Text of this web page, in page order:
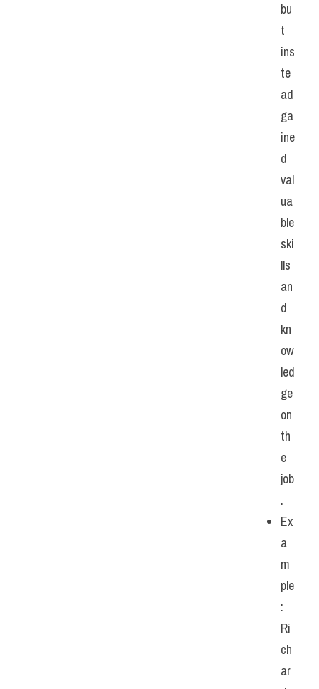
bu
t
ins
te
ad
ga
ine
d
val
ua
ble
ski
lls
an
d
kn
ow
led
ge
on
th
e
job
.
Ex
a
m
ple
:
Ri
ch
ar